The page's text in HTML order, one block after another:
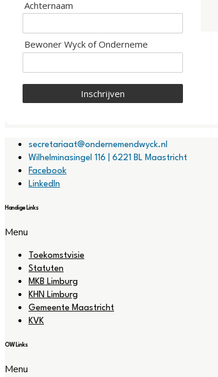
Achternaam
Bewoner Wyck of Onderneme
Inschrijven
secretariaat@ondernemendwyck.nl
Wilhelminasingel 116 | 6221 BL Maastricht
Facebook
LinkedIn
Handige Links
Menu
Toekomstvisie
Statuten
MKB Limburg
KHN Limburg
Gemeente Maastricht
KVK
OW Links
Menu